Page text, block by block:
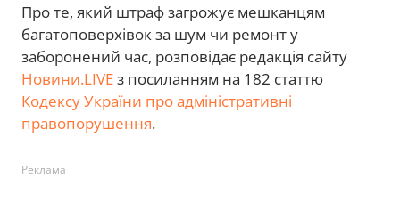
Про те, який штраф загрожує мешканцям
багатоповерхівок за шум чи ремонт у
заборонений час, розповідає редакція сайту
Новини.LIVEз посиланням на 182 статтю
Кодексу України про адміністративні
правопорушення.
Реклама